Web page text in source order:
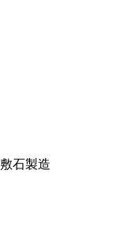
敷石製造